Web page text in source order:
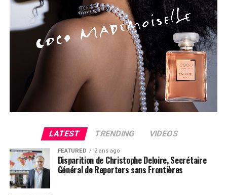
LATEST TRENDING VIDEOS
FEATURED 2 ans ago
Disparition de Christophe Deloire, Secrétaire
Général de Reporters sans Frontières